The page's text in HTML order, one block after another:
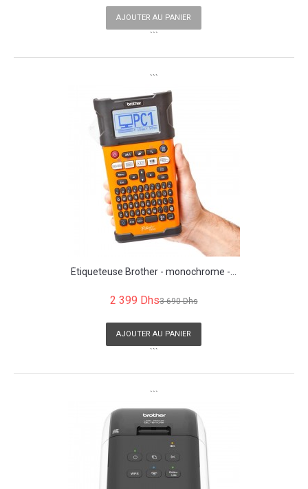
AJOUTER AU PANIER
```
```
Étiqueteuse Brother - monochrome -...
2 399 Dhs3 690 Dhs
AJOUTER AU PANIER
```
```